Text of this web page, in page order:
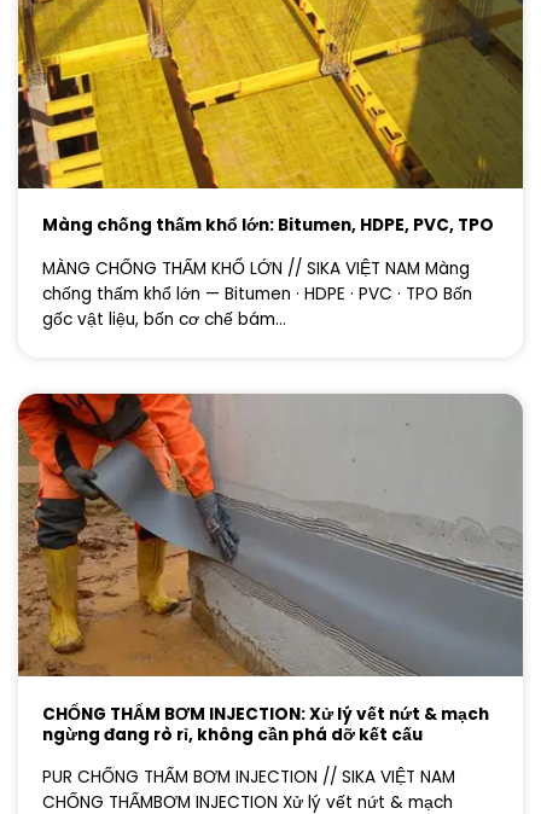
Màng chống thấm khổ lớn: Bitumen, HDPE, PVC, TPO
MÀNG CHỐNG THẤM KHỔ LỚN // SIKA VIỆT NAM Màng
chống thấm khổ lớn — Bitumen · HDPE · PVC · TPO Bốn
gốc vật liệu, bốn cơ chế bám...
CHỐNG THẤM BƠM INJECTION: Xử lý vết nứt & mạch
ngừng đang rò rỉ, không cần phá dỡ kết cấu
PUR CHỐNG THẤM BƠM INJECTION // SIKA VIỆT NAM
CHỐNG THẤMBƠM INJECTION Xử lý vết nứt & mạch